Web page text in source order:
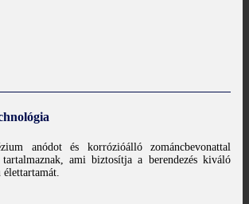
anódot és korrózióálló zománcbevonattal
ami biztosítja a berendezés kiváló
élettartamát.